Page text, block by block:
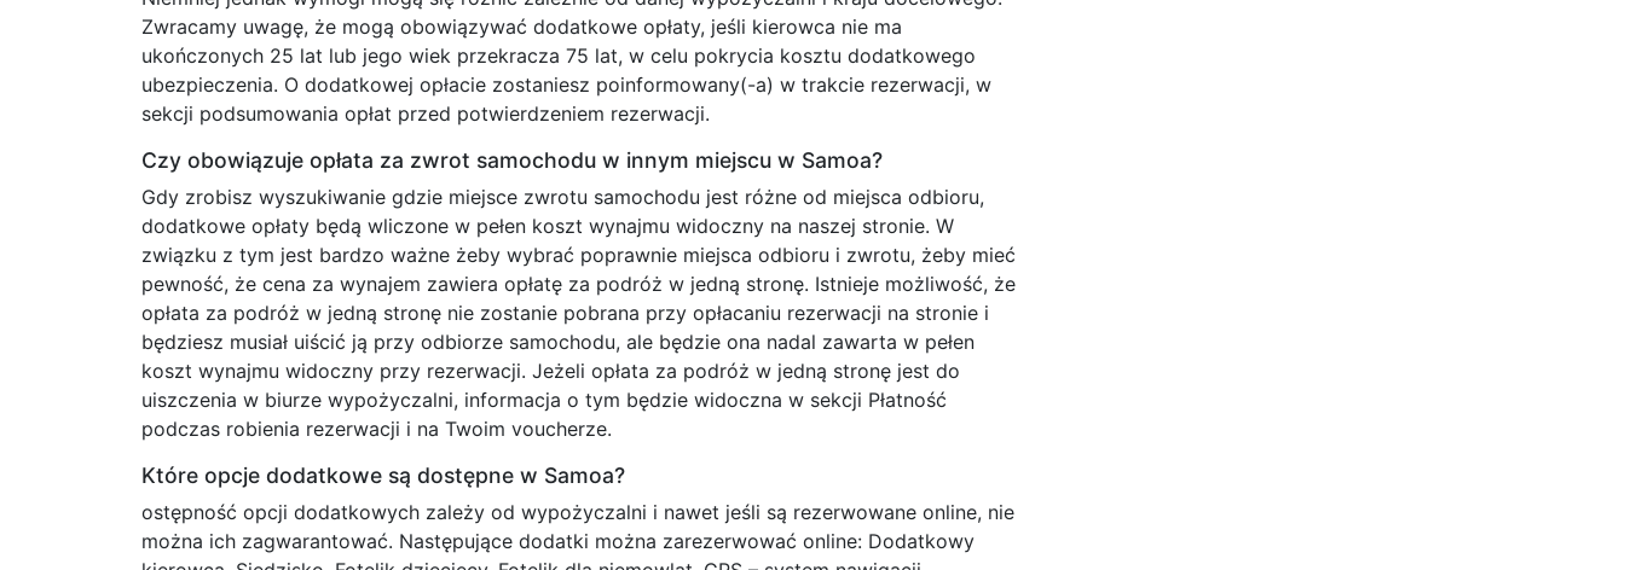
Zwracamy uwagę, że mogą obowiązywać dodatkowe opłaty, jeśli kierowca nie ma
ukończonych 25 lat lub jego wiek przekracza 75 lat, w celu pokrycia kosztu dodatkowego
ubezpieczenia. O dodatkowej opłacie zostaniesz poinformowany(-a) w trakcie rezerwacji, w
sekcji podsumowania opłat przed potwierdzeniem rezerwacji.
Czy obowiązuje opłata za zwrot samochodu w innym miejscu w Samoa?
Gdy zrobisz wyszukiwanie gdzie miejsce zwrotu samochodu jest różne od miejsca odbioru,
dodatkowe opłaty będą wliczone w pełen koszt wynajmu widoczny na naszej stronie. W
związku z tym jest bardzo ważne żeby wybrać poprawnie miejsca odbioru i zwrotu, żeby mieć
pewność, że cena za wynajem zawiera opłatę za podróż w jedną stronę. Istnieje możliwość, że
opłata za podróż w jedną stronę nie zostanie pobrana przy opłacaniu rezerwacji na stronie i
będziesz musiał uiścić ją przy odbiorze samochodu, ale będzie ona nadal zawarta w pełen
koszt wynajmu widoczny przy rezerwacji. Jeżeli opłata za podróż w jedną stronę jest do
uiszczenia w biurze wypożyczalni, informacja o tym będzie widoczna w sekcji Płatność
podczas robienia rezerwacji i na Twoim voucherze.
Które opcje dodatkowe są dostępne w Samoa?
ostępność opcji dodatkowych zależy od wypożyczalni i nawet jeśli są rezerwowane online, nie
można ich zagwarantować. Następujące dodatki można zarezerwować online: Dodatkowy